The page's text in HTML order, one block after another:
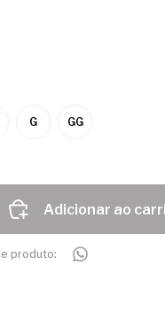
G GG
Adicionar ao
produto: